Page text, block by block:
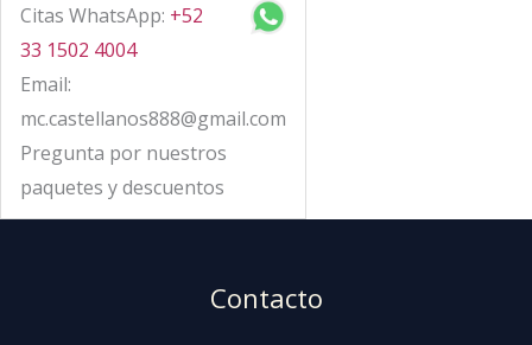
Citas WhatsApp: +52
33 1502 4004
Email:
mc.castellanos888@gmail.com
Pregunta por nuestros
paquetes y descuentos
Contacto